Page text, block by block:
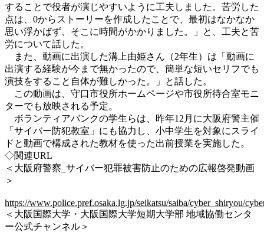
することで役者が演じやすいように工夫しました。苦労した
点は、0からストーリーを作成したことで、最初はなかなか
思い浮かばず、そこに時間がかかりました。」と、工夫と苦
労について話した。
また、動画に出演した溝上由姫さん（2年生）は「動画に
出演する経験が今まで無かったので、簡単な短いセリフでも
演技をすること自体が難しかった。」と話した。
この動画は、守口市役所ホームページや市役所待合室モニ
ターでも放映される予定。
ボランティアバンクの学生らは、昨年12月に大阪府警主催
「サイバー防犯教室」にも協力し、小中学生を対象にスライ
ドと動画で構成された教材を使った出前授業を実施した。
◇関連URL
＜大阪府警察_サイバー犯罪被害防止のための広報啓発動画
＞
https://www.police.pref.osaka.lg.jp/seikatsu/saiba/cyber_shiryou/
＜大阪国際大学・大阪国際大学短期大学部 地域協働センタ
ー公式チャンネル＞